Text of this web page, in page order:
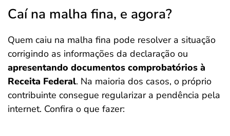
Caí na malha fina, e agora?
Quem caiu na malha fina pode resolver a situação
corrigindo as informações da declaração ou
apresentando documentos comprobatórios à
Receita Federal. Na maioria dos casos, o próprio
contribuinte consegue regularizar a pendência pela
internet. Confira o que fazer: